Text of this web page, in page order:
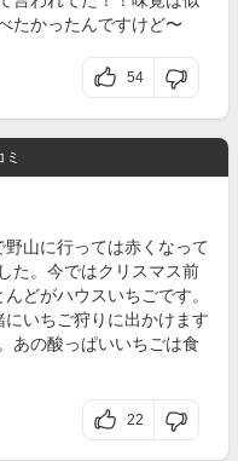
たかったんですけど〜
54
山に行っては赤くなって
た。今ではクリスマス前
どがハウスいちごです。
いちご狩りに出かけます
あの酸っぱいいちごは食
22